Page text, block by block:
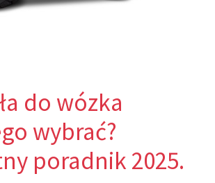
do wózka
wybrać?
poradnik 2025.